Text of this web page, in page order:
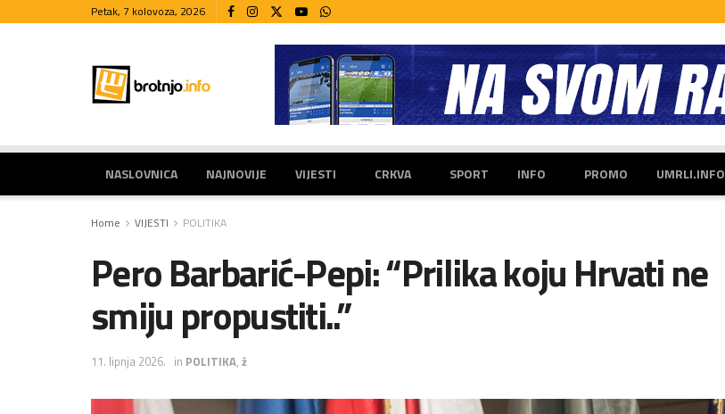
Petak, 7 kolovoza, 2026
NASLOVNICA NAJNOVIJE VIJESTI CRKVA SPORT INFO PROMO UMRLI.INFO
Home VIJESTI POLITIKA
Pero Barbarić-Pepi: “Prilika koju Hrvati ne
smiju propustiti..”
11. lipnja 2026. in POLITIKA, ž